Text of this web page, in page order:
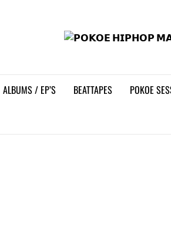
ALBUMS / EP’S BEATTAPES POKOE